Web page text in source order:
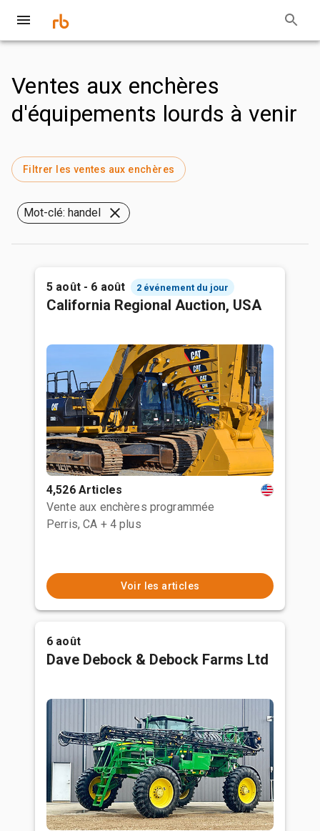
Ventes aux enchères
d'équipements lourds à venir
Filtrer les ventes aux enchères
Mot-clé: handel
5 août - 6 août 2 événement du jour
California Regional Auction, USA
4,526 Articles
Vente aux enchères programmée
Perris, CA + 4 plus
Voir les articles
6 août
Dave Debock & Debock Farms Ltd